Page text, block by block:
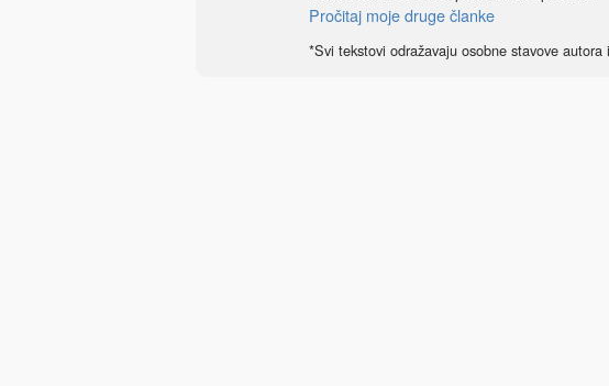
Pročitaj moje druge članke
*Svi tekstovi odražavaju osobne stavove